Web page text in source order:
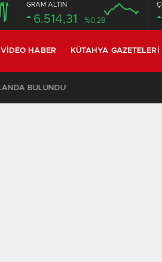
GRAM ALTIN
6.514,31 %0,28
VIDEO HABER KÜTAHYA GAZETELERI